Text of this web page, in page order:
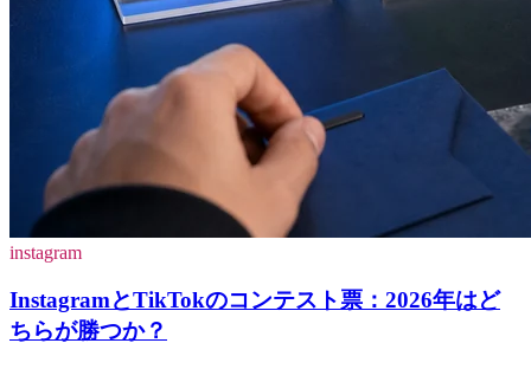
instagram
InstagramとTikTokのコンテスト票：2026年はど
ちらが勝つか？